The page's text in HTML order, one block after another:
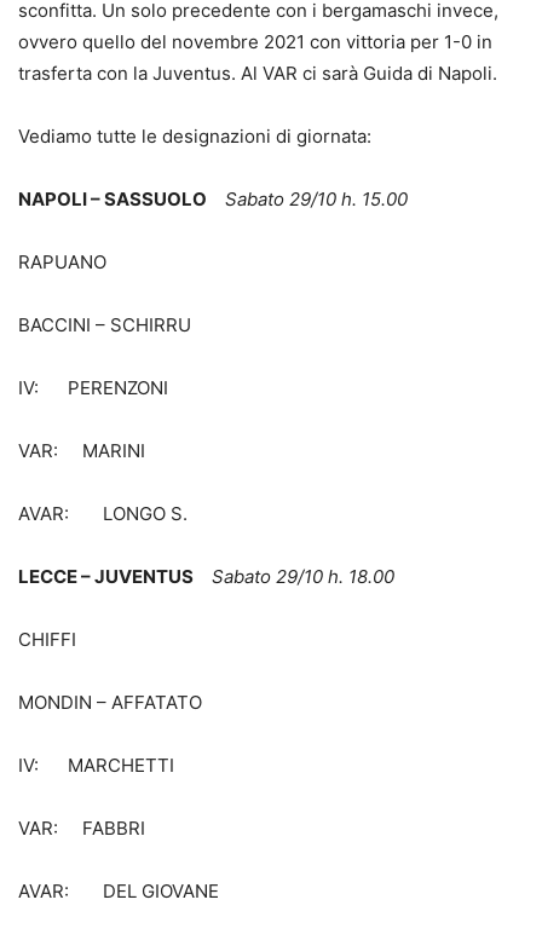
sconfitta. Un solo precedente con i bergamaschi invece,
ovvero quello del novembre 2021 con vittoria per 1-0 in
trasferta con la Juventus. Al VAR ci sarà Guida di Napoli.
Vediamo tutte le designazioni di giornata:
NAPOLI – SASSUOLO Sabato 29/10 h. 15.00
RAPUANO
BACCINI – SCHIRRU
IV: PERENZONI
VAR: MARINI
AVAR: LONGO S.
LECCE – JUVENTUS Sabato 29/10 h. 18.00
CHIFFI
MONDIN – AFFATATO
IV: MARCHETTI
VAR: FABBRI
AVAR: DEL GIOVANE